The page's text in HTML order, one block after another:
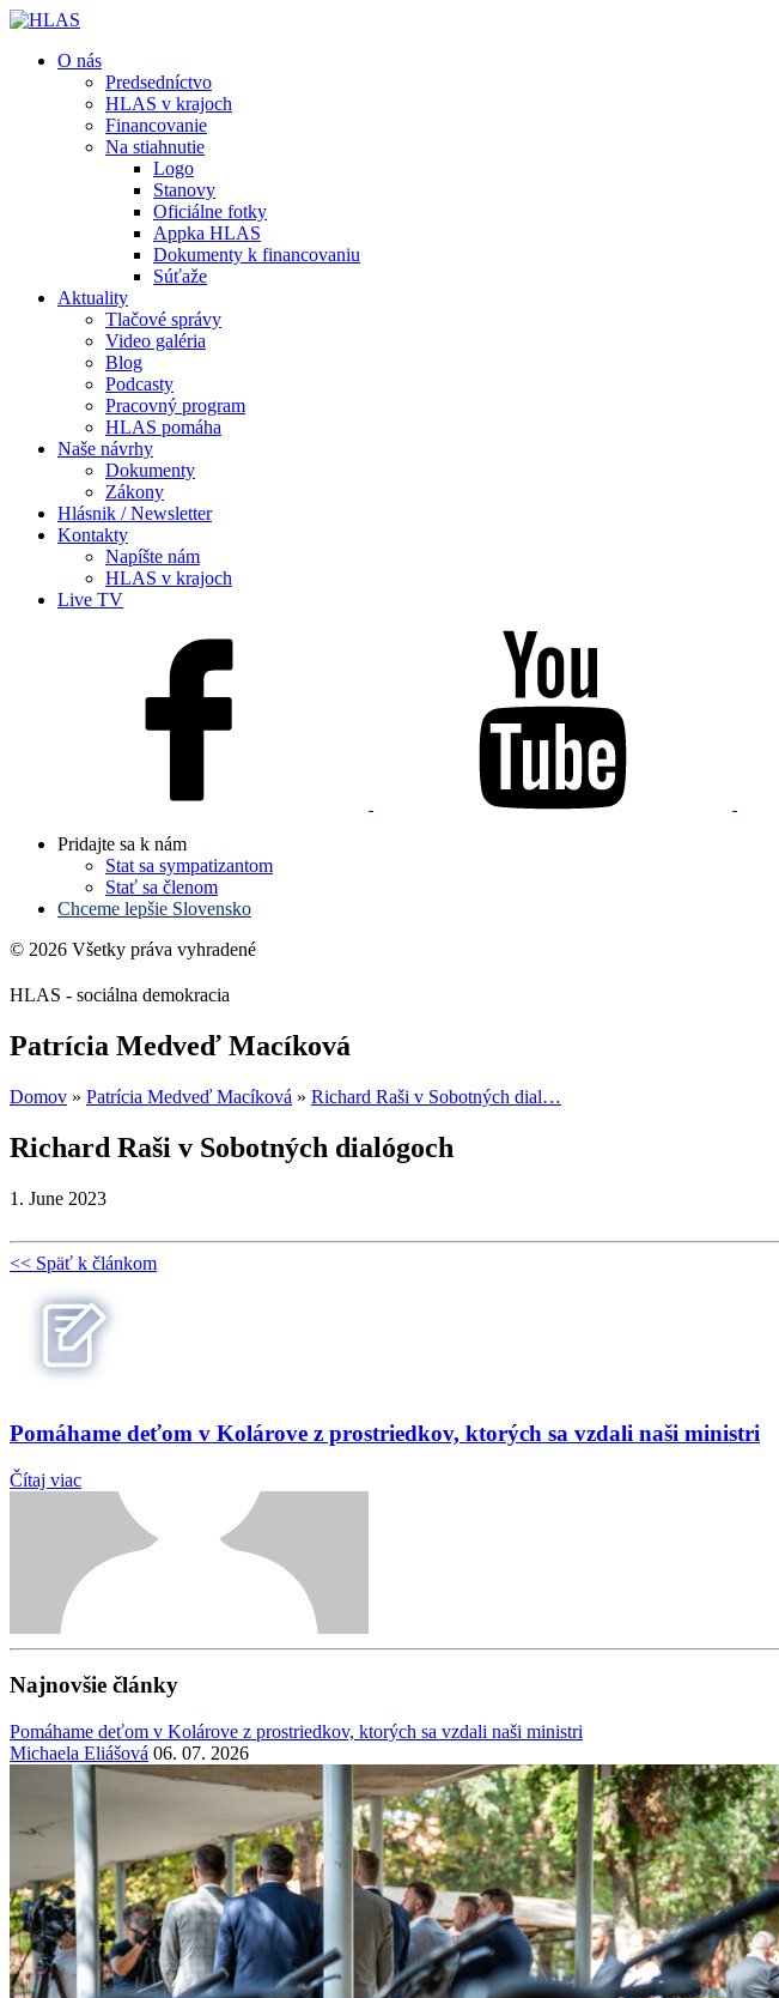
O nás
Predsedníctvo
HLAS v krajoch
Financovanie
Na stiahnutie
Logo
Stanovy
Oficiálne fotky
Appka HLAS
Dokumenty k financovaniu
Súťaže
Aktuality
Tlačové správy
Video galéria
Blog
Podcasty
Pracovný program
HLAS pomáha
Naše návrhy
Dokumenty
Zákony
Hlásnik / Newsletter
Kontakty
Napíšte nám
HLAS v krajoch
Live TV
Pridajte sa k nám
Stat sa sympatizantom
Stať sa členom
Chceme lepšie Slovensko
© 2026 Všetky práva vyhradené
HLAS - sociálna demokracia
Patrícia Medveď Macíková
Domov » Patrícia Medveď Macíková » Richard Raši v Sobotných dial…
Richard Raši v Sobotných dialógoch
1. June 2023
<< Späť k článkom
Pomáhame deťom v Kolárove z prostriedkov, ktorých sa vzdali naši ministri
Čítaj viac
Najnovšie články
Pomáhame deťom v Kolárove z prostriedkov, ktorých sa vzdali naši ministri
Michaela Eliášová 06. 07. 2026